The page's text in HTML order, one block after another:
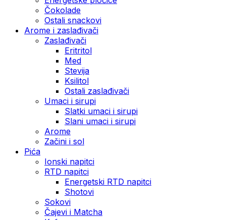
Čokolade
Ostali snackovi
Arome i zaslađivači
Zaslađivači
Eritritol
Med
Stevija
Ksilitol
Ostali zaslađivači
Umaci i sirupi
Slatki umaci i sirupi
Slani umaci i sirupi
Arome
Začini i sol
Pića
Ionski napitci
RTD napitci
Energetski RTD napitci
Shotovi
Sokovi
Čajevi i Matcha